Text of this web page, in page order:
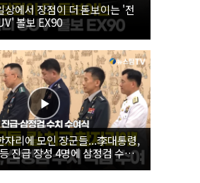
에서 장점이 더 돋보이는 '전
볼보 EX90
리에 모인 장군들...李대통령,
진급 장성 4명에 삼정검 수치
장성 진급·삼정검 수치